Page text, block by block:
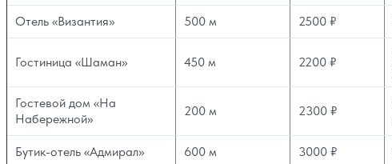
Отель «Византия» 500 м 2500 ₽
Гостиница «Шаман» 450 м 2200 ₽
Гостевой дом «На
Набережной»
200 м 2300 ₽
Бутик-отель «Адмирал» 600 м 3000 ₽